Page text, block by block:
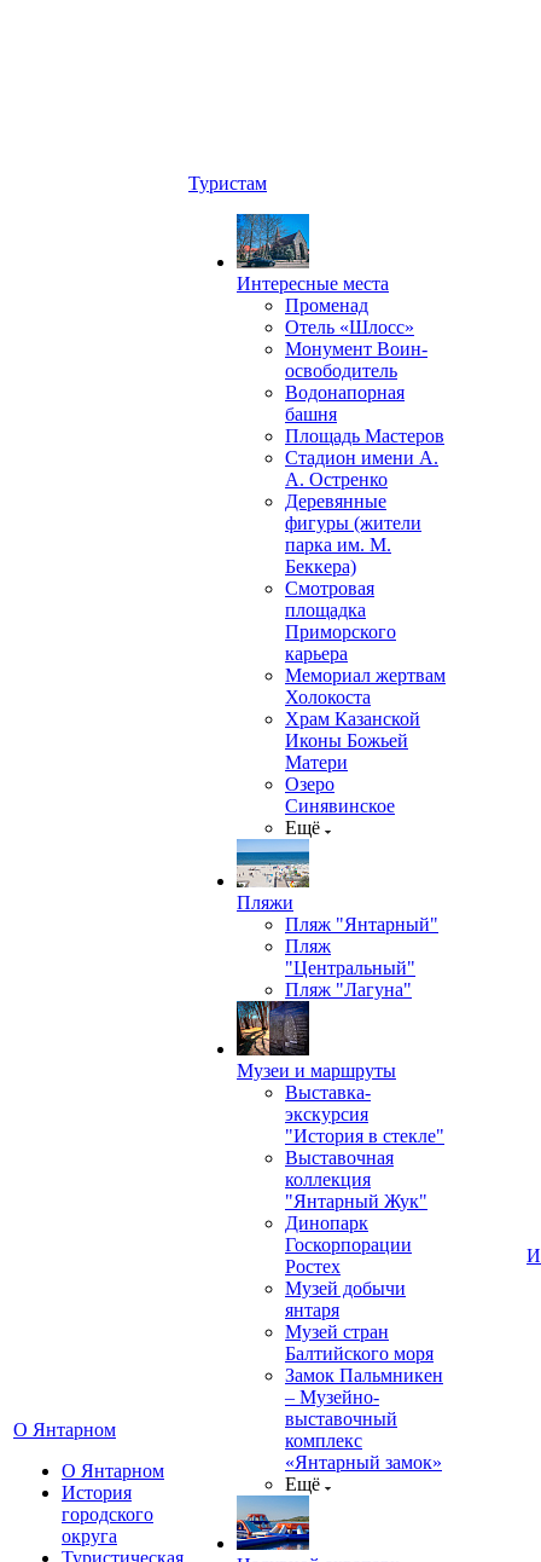
О Янтарном
О Янтарном
История
городского
округа
Туристическая
Туристам
Интересные места
Променад
Отель «Шлосс»
Монумент Воин-
освободитель
Водонапорная
башня
Площадь Мастеров
Стадион имени А.
А. Остренко
Деревянные
фигуры (жители
парка им. М.
Беккера)
Смотровая
площадка
Приморского
карьера
Мемориал жертвам
Холокоста
Храм Казанской
Иконы Божьей
Матери
Озеро
Синявинское
Ещё
Пляжи
Пляж "Янтарный"
Пляж
"Центральный"
Пляж "Лагуна"
Музеи и маршруты
Выставка-
экскурсия
"История в стекле"
Выставочная
коллекция
"Янтарный Жук"
Динопарк
Госкорпорации
Ростех
Музей добычи
янтаря
Музей стран
Балтийского моря
Замок Пальмникен
– Музейно-
выставочный
комплекс
«Янтарный замок»
Ещё